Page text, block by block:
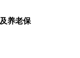
养老保